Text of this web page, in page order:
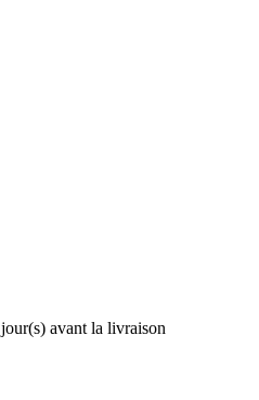
jour(s) avant la livraison